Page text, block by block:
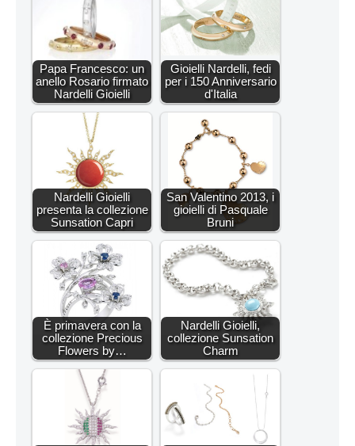
Papa Francesco: un
anello Rosario firmato
Nardelli Gioielli
Gioielli Nardelli, fedi
per i 150 Anniversario
d'Italia
Nardelli Gioielli
presenta la collezione
Sunsation Capri
San Valentino 2013, i
gioielli di Pasquale
Bruni
È primavera con la
collezione Precious
Flowers by…
Nardelli Gioielli,
collezione Sunsation
Charm